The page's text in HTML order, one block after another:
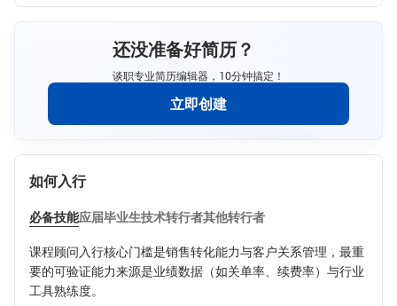
还没准备好简历？
谈职专业简历编辑器，10分钟搞定！
立即创建
如何入行
必备技能应届毕业生技术转行者其他转行者
课程顾问入行核心门槛是销售转化能力与客户关系管理，最重
要的可验证能力来源是业绩数据（如关单率、续费率）与行业
工具熟练度。